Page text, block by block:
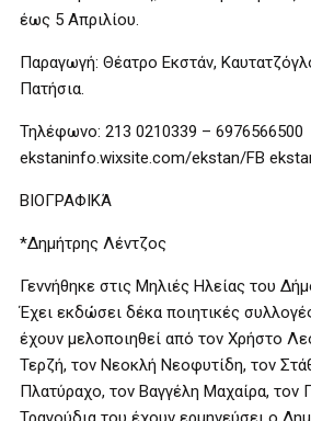
έως 5 Απριλίου.
Παραγωγή: Θέατρο Εκστάν,
Πατήσια.
Τηλέφωνο: 213 0210339 – 6976566500
ekstaninfo.wixsite.com/ekstan/FB
ΒΙΟΓΡΑΦΙΚΆ
*Δημήτρης Λέντζος
Γεννήθηκε στις Μηλιές Ηλείας του
Έχει εκδώσει δέκα ποιητικές
έχουν μελοποιηθεί από τον Χρήστο
Τερζή, τον Νεοκλή Νεοφυτίδη, τον
Πλατύραχο, τον Βαγγέλη Μαχαίρα, τον